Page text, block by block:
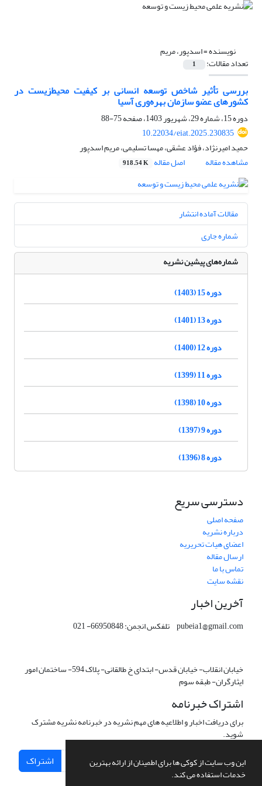
این وب سایت از کوکی ها برای اطمینان از ارائه بهترین
خدمات استفاده می کند.
نویسنده =اسدپور، مریم
تعداد مقالات: 1
بررسی تأثیر شاخص توسعه انسانی بر کیفیت ‌‌محیط‌زیست در
کشورهای عضو سازمان بهره‌وری آسیا
دوره 15، شماره 29، شهریور 1403، صفحه
75-88
10.22034/eiat.2025.230835
حمید امیرنژاد، فؤاد عشقی، مهسا تسلیمی، مریم اسدپور
مشاهده مقاله
اصل مقاله 918.54 K
مقالات آماده انتشار
شماره جاری
شماره‌های پیشین نشریه
دوره 15 (1403)
دوره 13 (1401)
دوره 12 (1400)
دوره 11 (1399)
دوره 10 (1398)
دوره 9 (1397)
دوره 8 (1396)
دسترسی سریع
صفحه اصلی
درباره نشریه
اعضای هیات تحریریه
ارسال مقاله
تماس با ما
نقشه سایت
آخرین اخبار
pubeia1@gmail.com تلفکس انجمن: 66950848- 021
خیابان انقلاب- خیابان قدس- ابتدای خ طالقانی- پلاک 594- ساختمان امور
ایثارگران- طبقه سوم
اشتراک خبرنامه
برای دریافت اخبار و اطلاعیه های مهم نشریه در خبرنامه نشریه مشترک
شوید.
اشتراک